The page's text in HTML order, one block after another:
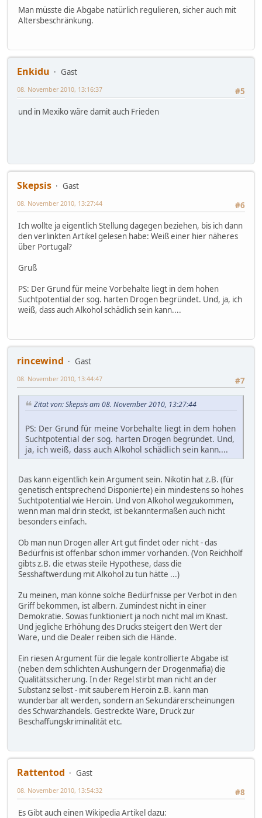
Man müsste die Abgabe natürlich regulieren, sicher auch mit
Altersbeschränkung.
Enkidu
Gast
#5
08. November 2010, 13:16:37
und in Mexiko wäre damit auch Frieden
Skepsis
Gast
#6
08. November 2010, 13:27:44
Ich wollte ja eigentlich Stellung dagegen beziehen, bis ich dann
den verlinkten Artikel gelesen habe: Weiß einer hier näheres
über Portugal?
Gruß
PS: Der Grund für meine Vorbehalte liegt in dem hohen
Suchtpotential der sog. harten Drogen begründet. Und, ja, ich
weiß, dass auch Alkohol schädlich sein kann....
rincewind
Gast
#7
08. November 2010, 13:44:47
Zitat von: Skepsis am 08. November 2010, 13:27:44
PS: Der Grund für meine Vorbehalte liegt in dem hohen
Suchtpotential der sog. harten Drogen begründet. Und,
ja, ich weiß, dass auch Alkohol schädlich sein kann....
Das kann eigentlich kein Argument sein. Nikotin hat z.B. (für
genetisch entsprechend Disponierte) ein mindestens so hohes
Suchtpotential wie Heroin. Und von Alkohol wegzukommen,
wenn man mal drin steckt, ist bekanntermaßen auch nicht
besonders einfach.
Ob man nun Drogen aller Art gut findet oder nicht - das
Bedürfnis ist offenbar schon immer vorhanden. (Von Reichholf
gibts z.B. die etwas steile Hypothese, dass die
Sesshaftwerdung mit Alkohol zu tun hätte ...)
Zu meinen, man könne solche Bedürfnisse per Verbot in den
Griff bekommen, ist albern. Zumindest nicht in einer
Demokratie. Sowas funktioniert ja noch nicht mal im Knast.
Und jegliche Erhöhung des Drucks steigert den Wert der
Ware, und die Dealer reiben sich die Hände.
Ein riesen Argument für die legale kontrollierte Abgabe ist
(neben dem schlichten Aushungern der Drogenmafia) die
Qualitätssicherung. In der Regel stirbt man nicht an der
Substanz selbst - mit sauberem Heroin z.B. kann man
wunderbar alt werden, sondern an Sekundärerscheinungen
des Schwarzhandels. Gestreckte Ware, Druck zur
Beschaffungskriminalität etc.
Rattentod
Gast
#8
08. November 2010, 13:54:32
Es Gibt auch einen Wikipedia Artikel dazu: